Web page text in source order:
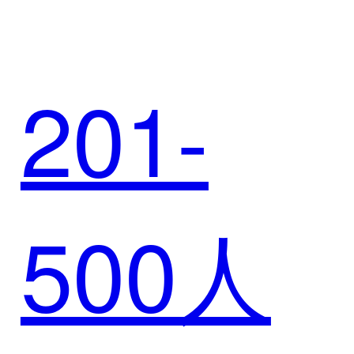
之旅
——运
用悟空
201-
500人